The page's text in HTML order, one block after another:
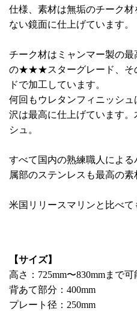
仕様、素材は無垢のチーク
ない鏡面に仕上げています。
チーク材はミャンマー製の
の★★★スターグレード、そ
ドで加工しています。
何回もウレタンフィニッシ
沢は最高に仕上げています
シュ。
すべて国内の熟練職人によ
属部のステンレスも最高の素
米国リリースマリンと比べて
【サイズ】
高さ：725mm〜830mmまで可
背あて部分：400mm
プレート径：250mm